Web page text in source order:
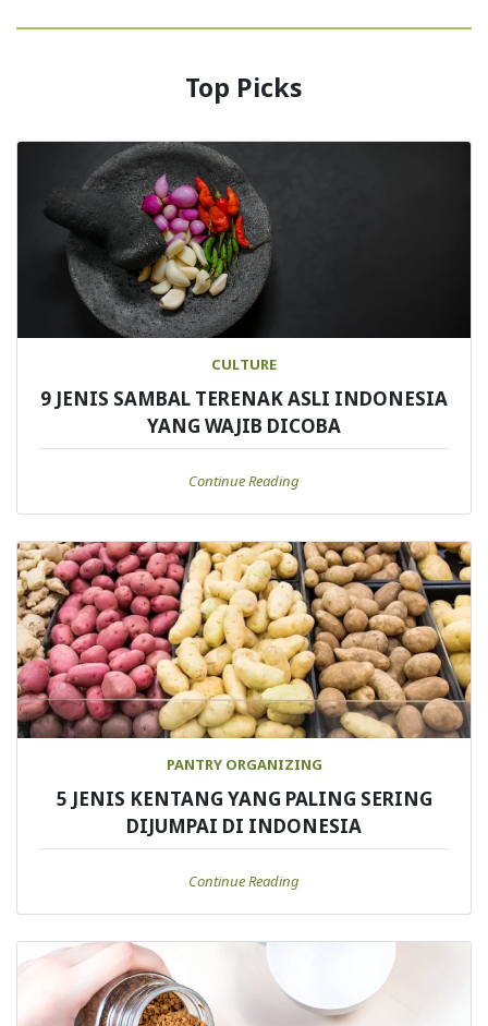
Top Picks
CULTURE
9 JENIS SAMBAL TERENAK ASLI INDONESIA
YANG WAJIB DICOBA
Continue Reading
PANTRY ORGANIZING
5 JENIS KENTANG YANG PALING SERING
DIJUMPAI DI INDONESIA
Continue Reading